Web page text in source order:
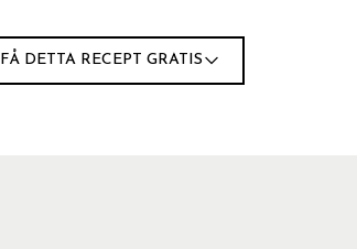
FÅ DETTA RECEPT GRATIS